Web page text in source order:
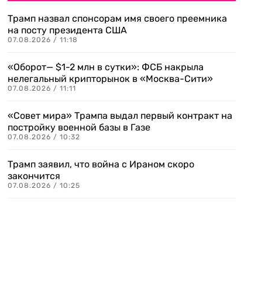
Трамп назвал спонсорам имя своего преемника
на посту президента США
07.08.2026 / 11:18
«Оборот— $1-2 млн в сутки»: ФСБ накрыла
нелегальный крипторынок в «Москва-Сити»
07.08.2026 / 11:11
«Совет мира» Трампа выдал первый контракт на
постройку военной базы в Газе
07.08.2026 / 10:32
Трамп заявил, что война с Ираном скоро
закончится
07.08.2026 / 10:25